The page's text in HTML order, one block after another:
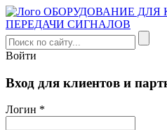
Войти
Вход для клиентов и
Логин *